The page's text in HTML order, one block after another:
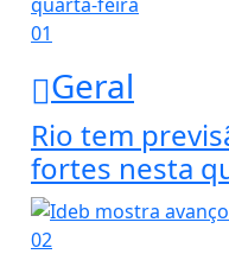
01
Geral
Rio tem
fortes nesta
02